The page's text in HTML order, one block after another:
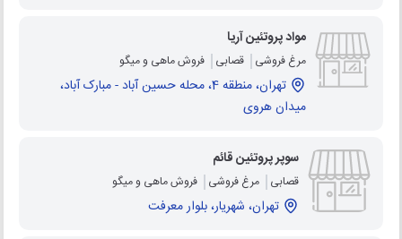
مواد پروتئین آریا
مرغ فروشی قصابی فروش ماهی و میگو
تهران، منطقه 4، محله حسین آباد - مبارک آباد،
میدان هروی
سوپر پروتئین قائم
قصابی مرغ فروشی فروش ماهی و میگو
تهران، شهریار، بلوار معرفت